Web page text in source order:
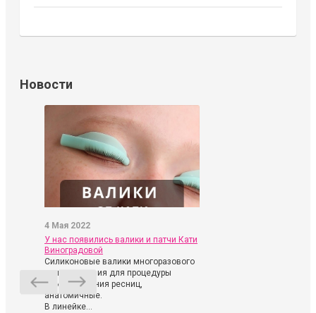
Новости
4 Мая 2022
У нас появились валики и патчи Кати
Виноградовой
Силиконовые валики многоразового
использования для процедуры
ламинирования ресниц,
анатомичные.
В линейке...